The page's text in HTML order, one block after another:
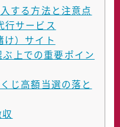
する方法と注意点
行サービス
け）サイト
上での重要ポイン
じ高額当選の落と